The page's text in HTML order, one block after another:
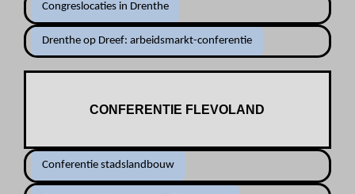
Congreslocaties in Drenthe
Drenthe op Dreef: arbeidsmarkt-conferentie
CONFERENTIE FLEVOLAND
Conferentie stadslandbouw